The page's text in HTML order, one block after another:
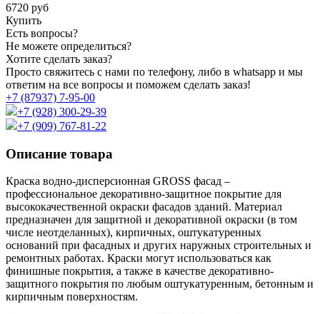
6720 руб
Купить
Есть вопросы?
Не можете определиться?
Хотите сделать заказ?
Просто свяжитесь с нами по телефону, либо в whatsapp и мы
ответим на все вопросы и поможем сделать заказ!
+7 (87937) 7-95-00
+7 (928) 300-29-39
+7 (909) 767-81-22
Описание товара
Краска водно-дисперсионная GROSS фасад –
профессиональное декоративно-защитное покрытие для
высококачественной окраски фасадов зданий. Материал
предназначен для защитной и декоративной окраски (в том
числе неотделанных), кирпичных, оштукатуренных
оснований при фасадных и других наружных строительных и
ремонтных работах. Краски могут использоваться как
финишные покрытия, а также в качестве декоративно-
защитного покрытия по любым оштукатуренным, бетонным и
кирпичным поверхностям.